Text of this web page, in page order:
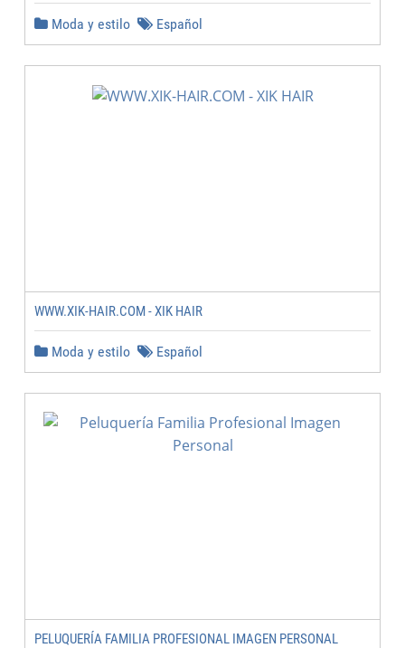
Moda y estilo Español
WWW.XIK-HAIR.COM - XIK HAIR
Moda y estilo Español
PELUQUERÍA FAMILIA PROFESIONAL IMAGEN PERSONAL